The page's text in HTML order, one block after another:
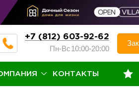
+7 (812) 603-92-62
Пн-Вс10:00-20:00
КОНТАКТЫ